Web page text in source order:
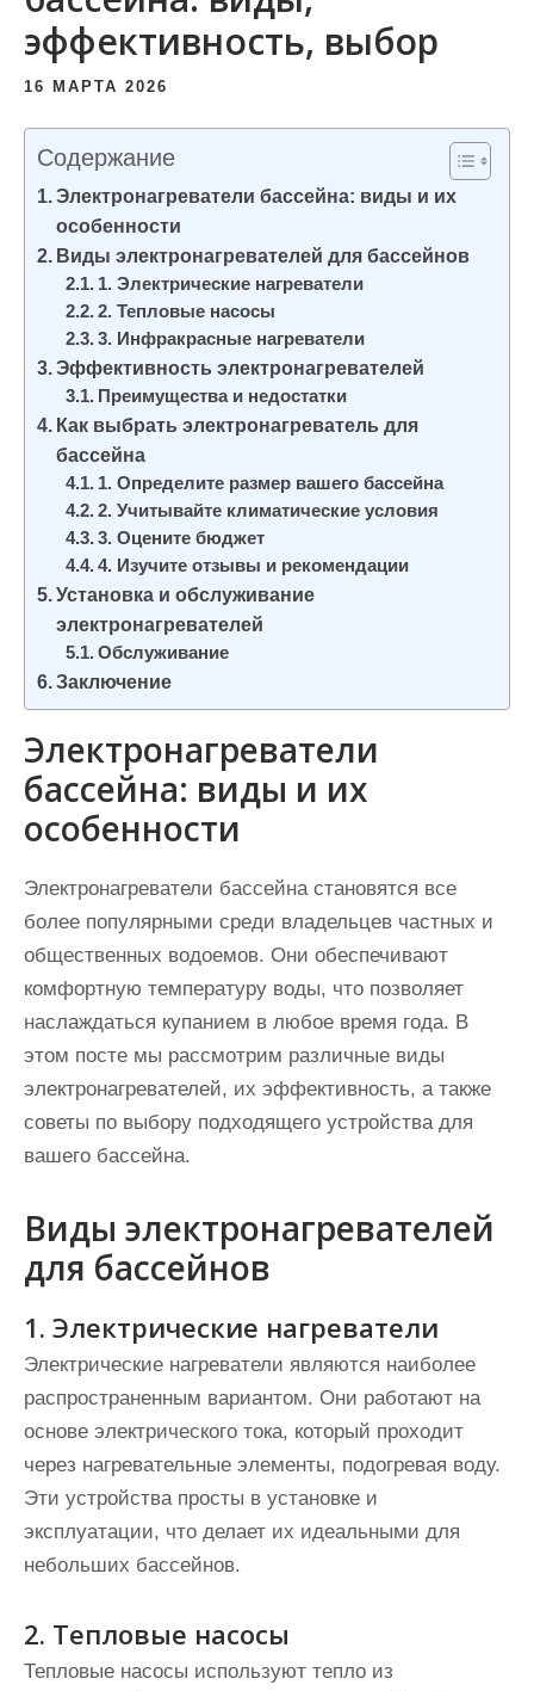
эффективность, выбор
16 МАРТА 2026
Содержание
Электронагреватели бассейна: виды и их
особенности
Виды электронагревателей для бассейнов
1. Электрические нагреватели
2. Тепловые насосы
3. Инфракрасные нагреватели
Эффективность электронагревателей
Преимущества и недостатки
Как выбрать электронагреватель для
бассейна
1. Определите размер вашего бассейна
2. Учитывайте климатические условия
3. Оцените бюджет
4. Изучите отзывы и рекомендации
Установка и обслуживание
электронагревателей
Обслуживание
Заключение
Электронагреватели
бассейна: виды и их
особенности
Электронагреватели бассейна становятся все
более популярными среди владельцев частных и
общественных водоемов. Они обеспечивают
комфортную температуру воды, что позволяет
наслаждаться купанием в любое время года. В
этом посте мы рассмотрим различные виды
электронагревателей, их эффективность, а также
советы по выбору подходящего устройства для
вашего бассейна.
Виды электронагревателей
для бассейнов
1. Электрические нагреватели
Электрические нагреватели являются наиболее
распространенным вариантом. Они работают на
основе электрического тока, который проходит
через нагревательные элементы, подогревая воду.
Эти устройства просты в установке и
эксплуатации, что делает их идеальными для
небольших бассейнов.
2. Тепловые насосы
Тепловые насосы используют тепло из